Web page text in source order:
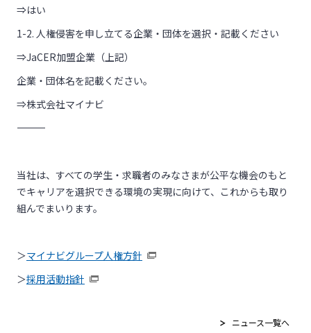
⇒はい
1-2. 人権侵害を申し立てる企業・団体を選択・記載ください
⇒JaCER加盟企業（上記）
企業・団体名を記載ください。
⇒株式会社マイナビ
―――――――――――――――――――――――――――――
当社は、すべての学生・求職者のみなさまが公平な機会のもと
でキャリアを選択できる環境の実現に向けて、これからも取り
組んでまいります。
＞マイナビグループ人権方針
＞採用活動指針
ニュース一覧へ